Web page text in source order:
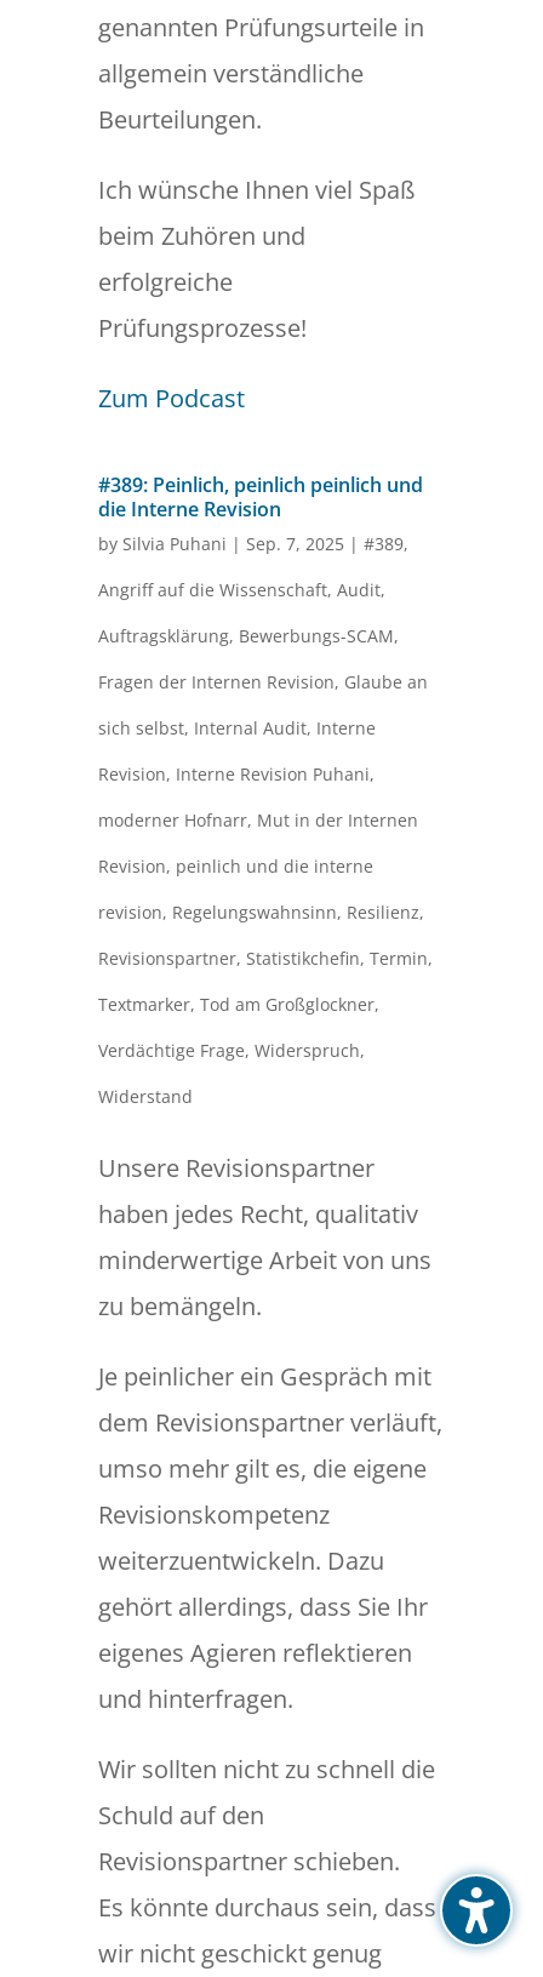
genannten Prüfungsurteile in
allgemein verständliche
Beurteilungen.
Ich wünsche Ihnen viel Spaß
beim Zuhören und
erfolgreiche
Prüfungsprozesse!
Zum Podcast
#389: Peinlich, peinlich peinlich und
die Interne Revision
by Silvia Puhani | Sep. 7, 2025| #389,
Angriff auf die Wissenschaft, Audit,
Auftragsklärung, Bewerbungs-SCAM,
Fragen der Internen Revision, Glaube an
sich selbst, Internal Audit, Interne
Revision, Interne Revision Puhani,
moderner Hofnarr, Mut in der Internen
Revision, peinlich und die interne
revision, Regelungswahnsinn, Resilienz,
Revisionspartner, Statistikchefin, Termin,
Textmarker, Tod am Großglockner,
Verdächtige Frage, Widerspruch,
Widerstand
Unsere Revisionspartner
haben jedes Recht, qualitativ
minderwertige Arbeit von uns
zu bemängeln.
Je peinlicher ein Gespräch mit
dem Revisionspartner verläuft,
umso mehr gilt es, die eigene
Revisionskompetenz
weiterzuentwickeln. Dazu
gehört allerdings, dass Sie Ihr
eigenes Agieren reflektieren
und hinterfragen.
Wir sollten nicht zu schnell die
Schuld auf den
Revisionspartner schieben.
Es könnte durchaus sein, dass
wir nicht geschickt genug